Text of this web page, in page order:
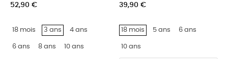
52,90 €
18 mois 3 ans 4 ans
6 ans 8 ans 10 ans
39,90 €
18 mois 5 ans 6 ans
10 ans